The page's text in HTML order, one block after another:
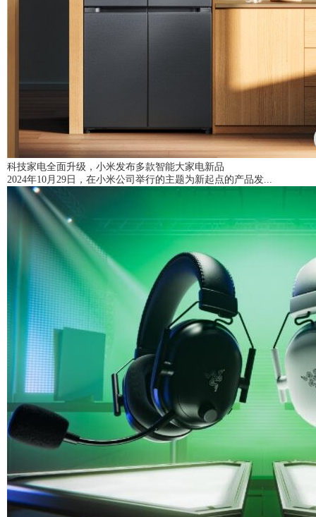
科技家电全面升级，小米发布多款智能大家电新品
2024年10月29日，在小米公司举行的主题为新起点的产品发...